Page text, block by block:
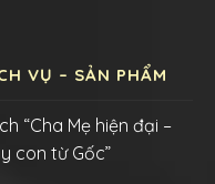
VỤ – SẢN PHẨM
“Cha Mẹ hiện đại –
con từ Gốc”